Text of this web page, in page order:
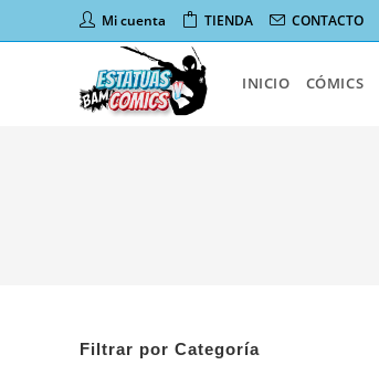
al
Mi cuenta TIENDA CONTACTO
INICIO CÓMICS
Filtrar por Categoría